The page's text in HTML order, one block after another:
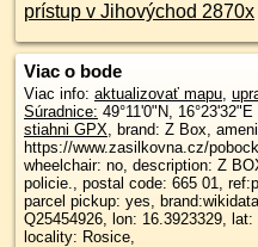
prístup v Jihovýchod 2870x
Viac o bode
Viac info: aktualizovať mapu,
Súradnice: 49°11'0"N, 16°23'32"E
stiahni GPX, brand: Z Box,
https://www.zasilkovna.cz/
wheelchair: no, description: Z
policie., postal code: 665 01,
parcel pickup: yes,
Q25454926, lon: 16.3923329,
locality: Rosice,